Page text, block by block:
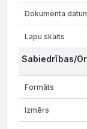
Sabiedrības/